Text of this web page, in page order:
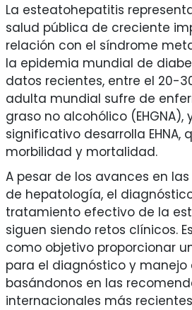
La esteatohepatitis
salud pública de creciente
relación con el síndrome
la epidemia mundial de
datos recientes, entre el 20-
adulta mundial sufre de
graso no alcohólico (EHGNA),
significativo desarrolla EHNA,
morbilidad y mortalidad.
A pesar de los avances en
de hepatología, el
tratamiento efectivo de la
siguen siendo retos clínicos.
como objetivo proporcionar
para el diagnóstico y manejo
basándonos en las
internacionales más